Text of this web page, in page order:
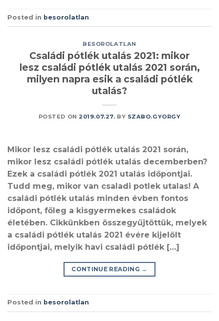
Posted in besorolatlan
BESOROLATLAN
Családi pótlék utalás 2021: mikor
lesz családi pótlék utalás 2021 során,
milyen napra esik a családi pótlék
utalás?
POSTED ON 2019.07.27. BY SZABO.GYORGY
Mikor lesz családi pótlék utalás 2021 során,
mikor lesz családi pótlék utalás decemberben?
Ezek a családi pótlék 2021 utalás időpontjai.
Tudd meg, mikor van csaladi potlek utalas! A
családi pótlék utalás minden évben fontos
időpont, főleg a kisgyermekes családok
életében. Cikkünkben összegyűjtöttük, melyek
a családi pótlék utalás 2021 évére kijelölt
időpontjai, melyik havi családi pótlék […]
CONTINUE READING →
Posted in besorolatlan